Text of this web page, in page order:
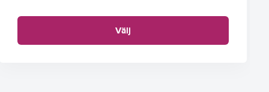
Välj